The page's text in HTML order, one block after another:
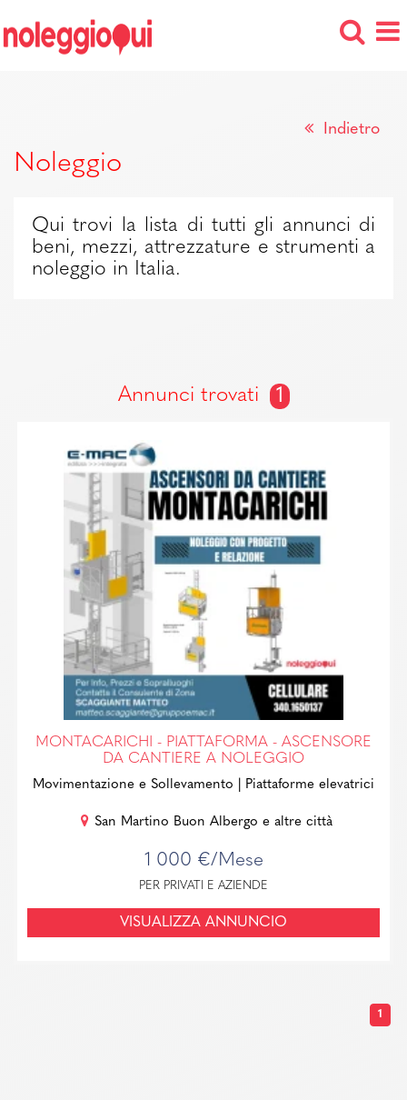
Indietro
Noleggio
Qui trovi la lista di tutti gli annunci di
beni, mezzi, attrezzature e strumenti a
noleggio in Italia.
Annunci trovati 1
MONTACARICHI - PIATTAFORMA - ASCENSORE
DA CANTIERE A NOLEGGIO
Movimentazione e Sollevamento | Piattaforme elevatrici
San Martino Buon Albergo e altre città
1 000 €/Mese
PER PRIVATI E AZIENDE
VISUALIZZA ANNUNCIO
1